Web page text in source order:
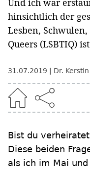
Und ich war
hinsichtlich der
Lesben,
Queers (LSBTIQ)
31.07.2019 Dr.
Bist du
Diese beiden
als ich im Mai und